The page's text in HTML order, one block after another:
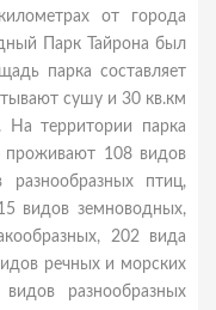
километрах от города
Парк Тайрона был
парка составляет
сушу и 30 кв.км
На территории парка
проживают 108 видов
птиц,
видов земноводных,
202 вида
речных и морских
разнообразных